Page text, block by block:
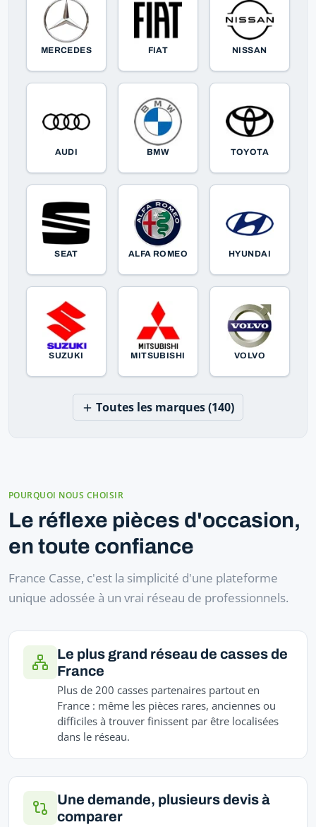
MERCEDES FIAT NISSAN
AUDI BMW TOYOTA
SEAT ALFA ROMEO HYUNDAI
SUZUKI MITSUBISHI VOLVO
Toutes les marques (140)
POURQUOI NOUS CHOISIR
Le réflexe pièces d'occasion,
en toute confiance
France Casse, c'est la simplicité d'une plateforme
unique adossée à un vrai réseau de professionnels.
Le plus grand réseau de casses de
France
Plus de 200 casses partenaires partout en
France : même les pièces rares, anciennes ou
difficiles à trouver finissent par être localisées
dans le réseau.
Une demande, plusieurs devis à
comparer